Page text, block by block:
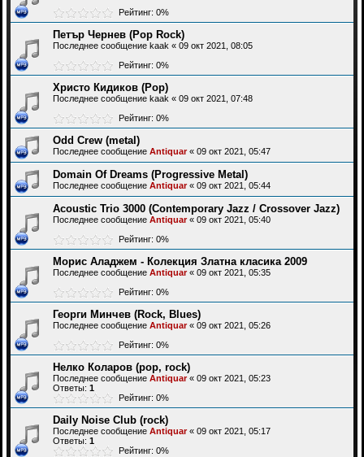
Рейтинг: 0%
Петър Чернев (Pop Rock)
Последнее сообщение kaak « 09 окт 2021, 08:05
Рейтинг: 0%
Христо Кидиков (Рор)
Последнее сообщение kaak « 09 окт 2021, 07:48
Рейтинг: 0%
Odd Crew (metal)
Последнее сообщение Antiquar« 09 окт 2021, 05:47
Domain Of Dreams (Progressive Metal)
Последнее сообщение Antiquar« 09 окт 2021, 05:44
Acoustic Trio 3000 (Contemporary Jazz / Crossover Jazz)
Последнее сообщение Antiquar« 09 окт 2021, 05:40
Рейтинг: 0%
Морис Аладжем - Колекция Златна класика 2009
Последнее сообщение Antiquar« 09 окт 2021, 05:35
Рейтинг: 0%
Георги Минчев (Rock, Blues)
Последнее сообщение Antiquar« 09 окт 2021, 05:26
Рейтинг: 0%
Нелко Коларов (pop, rock)
Последнее сообщение Antiquar« 09 окт 2021, 05:23
Ответы: 1
Рейтинг: 0%
Daily Noise Club (rock)
Последнее сообщение Antiquar« 09 окт 2021, 05:17
Ответы: 1
Рейтинг: 0%